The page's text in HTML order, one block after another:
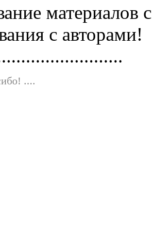
материалов
с авторами!
....